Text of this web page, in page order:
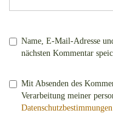
Name, E-Mail-Adresse
nächsten Kommentar
Mit Absenden des
Verarbeitung meiner
Datenschutzbestimmungen